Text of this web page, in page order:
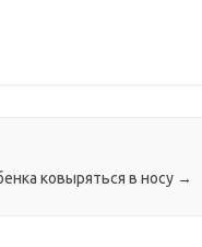
ковыряться в носу →